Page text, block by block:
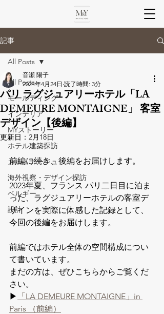
記事
All Posts
モールディング
インテリア
MYストーリー
ホテル建築探訪
カルトナージュ
海外視察・デザイン探訪
ベルギー
設計
All Posts
パリ ラグジュアリーホテル「LA
DEMEURE MONTAIGNE」 客室
デザイン【後編】
音瀬 陽子
2024年4月24日 読了時間: 3分
更新日： 2月18日
前編に続き、後編をお届けします。
2023年夏、フランス パリ二日目に泊ま
った、ラグジュアリーホテルの客室デ
ザインを実際に体感した記録として、
今回の後編をお届けします。
前編ではホテル全体の空間構成につい
て書いています。
まだの方は、ぜひこちらからご覧くだ
さい。
▶︎
「LA DEMEURE MONTAIGNE」in
Paris （前編）